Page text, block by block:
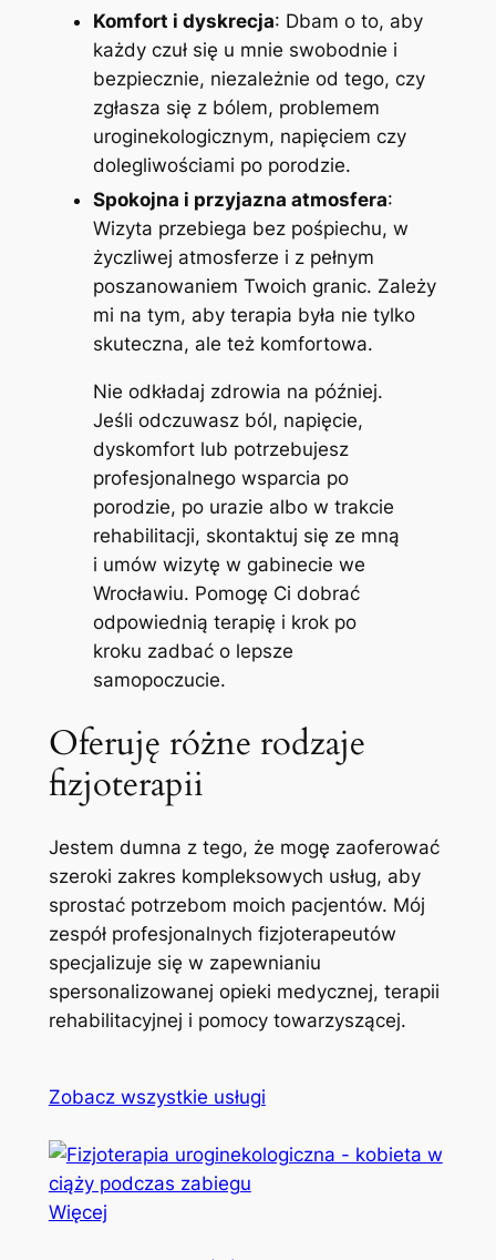
Komfort i dyskrecja: Dbam o to, aby
każdy czuł się u mnie swobodnie i
bezpiecznie, niezależnie od tego, czy
zgłasza się z bólem, problemem
uroginekologicznym, napięciem czy
dolegliwościami po porodzie.
Spokojna i przyjazna atmosfera:
Wizyta przebiega bez pośpiechu, w
życzliwej atmosferze i z pełnym
poszanowaniem Twoich granic. Zależy
mi na tym, aby terapia była nie tylko
skuteczna, ale też komfortowa.
Nie odkładaj zdrowia na później.
Jeśli odczuwasz ból, napięcie,
dyskomfort lub potrzebujesz
profesjonalnego wsparcia po
porodzie, po urazie albo w trakcie
rehabilitacji, skontaktuj się ze mną
i umów wizytę w gabinecie we
Wrocławiu. Pomogę Ci dobrać
odpowiednią terapię i krok po
kroku zadbać o lepsze
samopoczucie.
Oferuję różne rodzaje
fizjoterapii
Jestem dumna z tego, że mogę zaoferować
szeroki zakres kompleksowych usług, aby
sprostać potrzebom moich pacjentów. Mój
zespół profesjonalnych fizjoterapeutów
specjalizuje się w zapewnianiu
spersonalizowanej opieki medycznej, terapii
rehabilitacyjnej i pomocy towarzyszącej.
Zobacz wszystkie usługi
Więcej